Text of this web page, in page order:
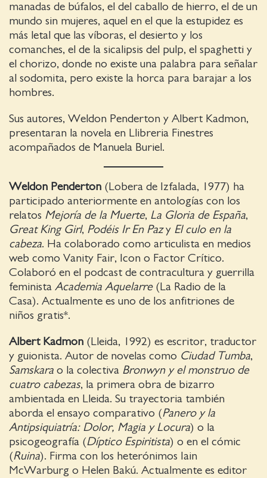
manadas de búfalos, el del caballo de hierro, el de un
mundo sin mujeres, aquel en el que la estupidez es
más letal que las víboras, el desierto y los
comanches, el de la sicalipsis del pulp, el spaghetti y
el chorizo, donde no existe una palabra para señalar
al sodomita, pero existe la horca para barajar a los
hombres.
Sus autores, Weldon Penderton y Albert Kadmon,
presentaran la novela en Llibreria Finestres
acompañados de Manuela Buriel.
Weldon Penderton (Lobera de Izfalada, 1977) ha
participado anteriormente en antologías con los
relatos Mejoría de la Muerte, La Gloria de España,
Great King Girl, Podéis Ir En Pazy El culo en la
cabeza. Ha colaborado como articulista en medios
web como Vanity Fair, Icon o Factor Crítico.
Colaboró en el podcast de contracultura y guerrilla
feminista Academia Aquelarre (La Radio de la
Casa). Actualmente es uno de los anfitriones de
niños gratis*.
Albert Kadmon (Lleida, 1992) es escritor, traductor
y guionista. Autor de novelas como Ciudad Tumba,
Samskara o la colectiva Bronwyn y el monstruo de
cuatro cabezas, la primera obra de bizarro
ambientada en Lleida. Su trayectoria también
aborda el ensayo comparativo (Panero y la
Antipsiquiatría: Dolor, Magia y Locura) o la
psicogeografía (Díptico Espiritista) o en el cómic
(Ruina). Firma con los heterónimos Iain
McWarburg o Helen Bakú. Actualmente es editor